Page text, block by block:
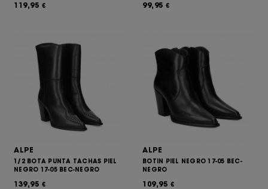
119,95 € 99,95 €
ALPE
1/2 BOTA PUNTA TACHAS PIEL
NEGRO 17-05 BEC-NEGRO
139,95 €
ALPE
BOTIN PIEL NEGRO 17-05 BEC-
NEGRO
109,95 €